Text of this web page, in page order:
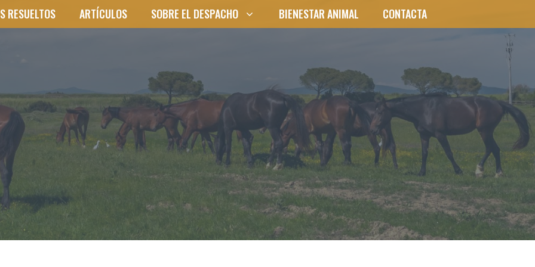
RESUELTOS ARTÍCULOS SOBRE EL DESPACHO BIENESTAR ANIMAL CONTACTA